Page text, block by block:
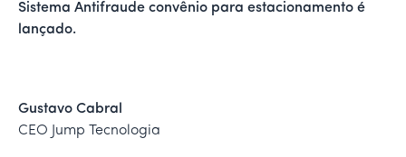
Sistema Antifraude convênio para estacionamento é
lançado.
Gustavo Cabral
CEO Jump Tecnologia